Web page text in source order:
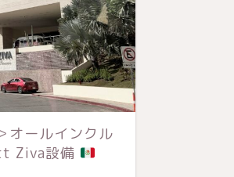
オールインクル
Ziva設備